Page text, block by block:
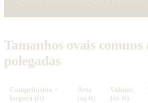
Tamanhos ovais comuns
polegadas
Comprimento ×
largura (ft)
Área
(sq ft)
Volume
(cu ft)